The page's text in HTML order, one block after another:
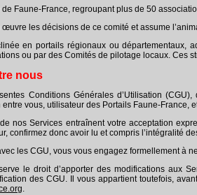
Faune-France, regroupant plus de 50
les décisions de ce comité et assume
en portails régionaux ou départementaux,
ou par des Comités de pilotage locaux. Ces
nous
Conditions Générales d’Utilisation
entre vous, utilisateur des Portails Faune-
de nos Services entraînent votre acceptation
confirmez donc avoir lu et compris l’intégralité
les CGU, vous vous engagez formellement à
le droit d’apporter des modifications aux
des CGU. Il vous appartient toutefois,
.